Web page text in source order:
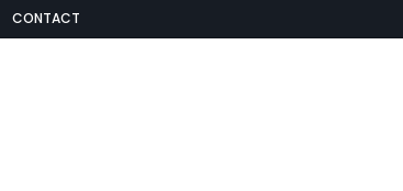
CONTACT